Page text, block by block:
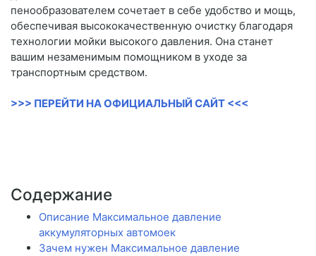
пенообразователем сочетает в себе удобство и мощь,
обеспечивая высококачественную очистку благодаря
технологии мойки высокого давления. Она станет
вашим незаменимым помощником в уходе за
транспортным средством.
>>> ПЕРЕЙТИ НА ОФИЦИАЛЬНЫЙ САЙТ <<<
Содержание
Описание Максимальное давление
аккумуляторных автомоек
Зачем нужен Максимальное давление